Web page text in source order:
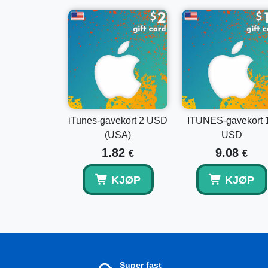
iTunes-gavekort 2 USD
(USA)
1.82 €
KJØP
ITUNES-gavekort
USD
9.08 €
KJØP
Super fast